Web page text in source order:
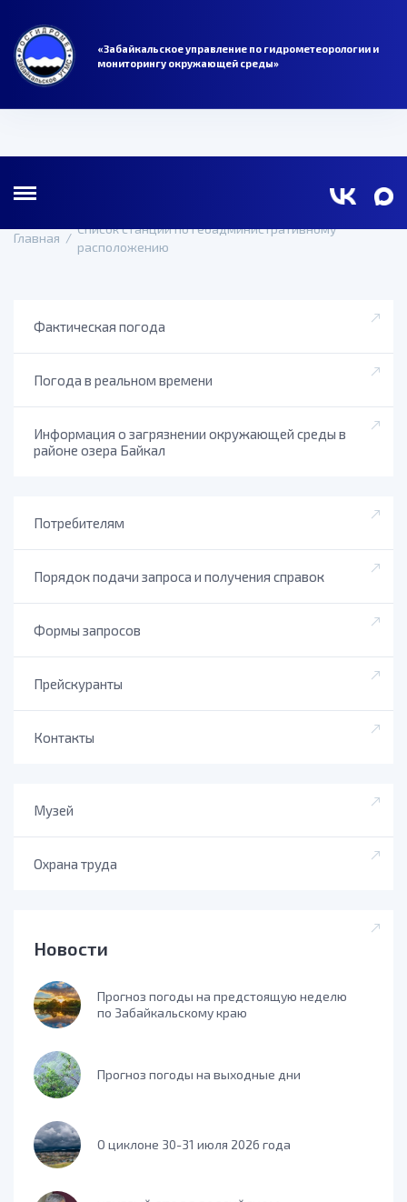
«Забайкальское управление по гидрометеорологии и
мониторингу окружающей среды»
Главная /
Список станций по геоадминистративному
расположению
Фактическая погода
Погода в реальном времени
Информация о загрязнении окружающей среды в
районе озера Байкал
Потребителям
Порядок подачи запроса и получения справок
Формы запросов
Прейскуранты
Контакты
Музей
Охрана труда
Новости
Прогноз погоды на предстоящую неделю
по Забайкальскому краю
Прогноз погоды на выходные дни
О циклоне 30-31 июля 2026 года